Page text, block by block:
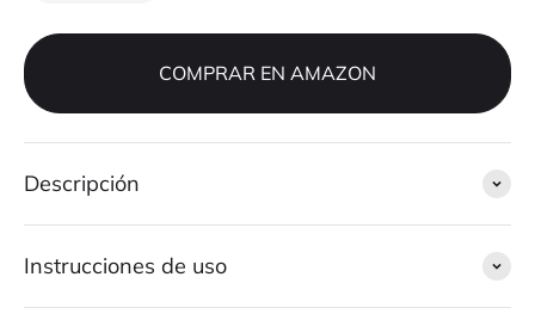
COMPRAR EN AMAZON
Descripción
Instrucciones de uso